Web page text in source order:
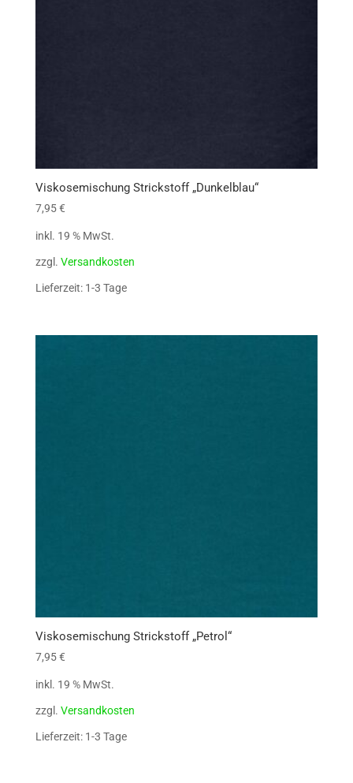
Viskosemischung Strickstoff „Dunkelblau“
7,95€
inkl. 19 % MwSt.
zzgl. Versandkosten
Lieferzeit: 1-3 Tage
Viskosemischung Strickstoff „Petrol“
7,95€
inkl. 19 % MwSt.
zzgl. Versandkosten
Lieferzeit: 1-3 Tage